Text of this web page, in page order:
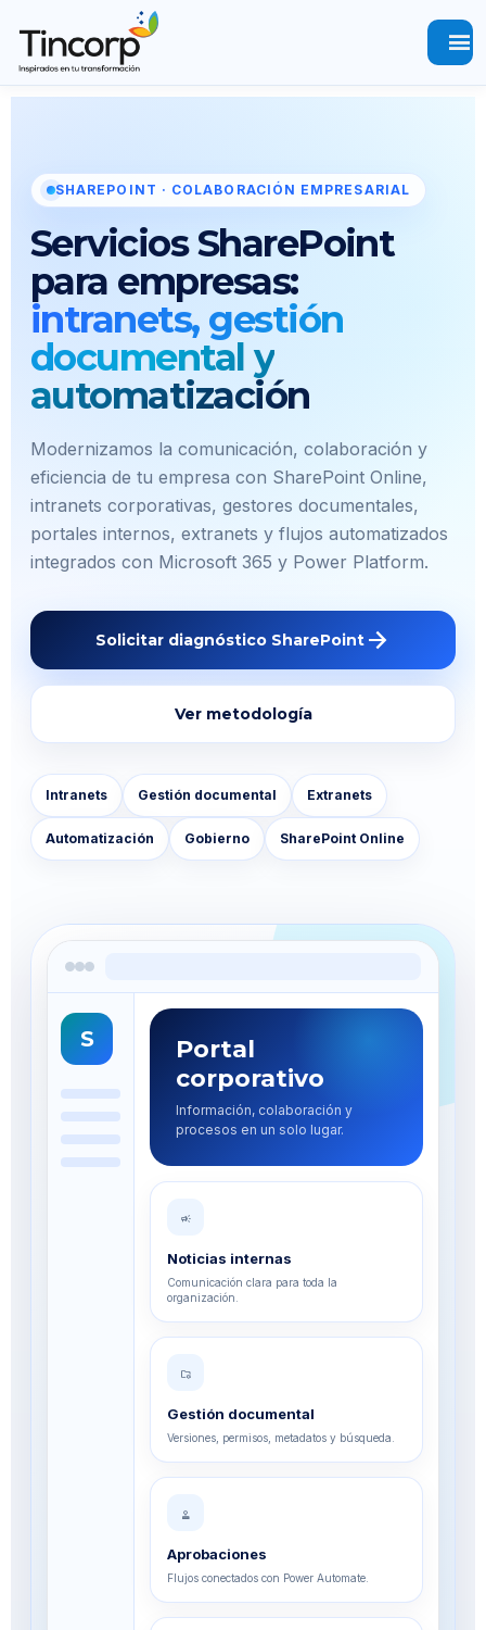
menu
SHAREPOINT · COLABORACIÓN EMPRESARIAL
Servicios SharePoint
para empresas:
intranets, gestión
documental y
automatización
Modernizamos la comunicación, colaboración y
eficiencia de tu empresa con SharePoint Online,
intranets corporativas, gestores documentales,
portales internos, extranets y flujos automatizados
integrados con Microsoft 365 y Power Platform.
Solicitar diagnóstico SharePoint arrow_forward
Ver metodología
Intranets Gestión documental Extranets
Automatización Gobierno SharePoint Online
S
Portal
corporativo
Información, colaboración y
procesos en un solo lugar.
campaign
Noticias internas
Comunicación clara para toda la
organización.
folder_managed
Gestión documental
Versiones, permisos, metadatos y búsqueda.
approval
Aprobaciones
Flujos conectados con Power Automate.